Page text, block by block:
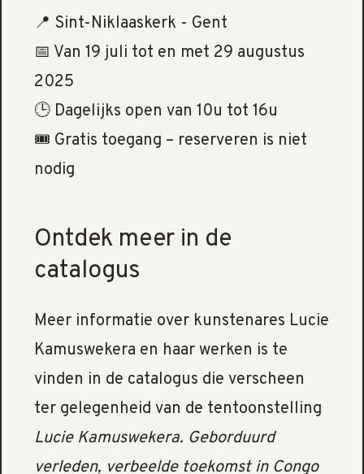
📍 Sint-Niklaaskerk - Gent
📅 Van 19 juli tot en met 29 augustus
2025
🕒 Dagelijks open van 10u tot 16u
🎟️ Gratis toegang – reserveren is niet
nodig
Ontdek meer in de
catalogus
Meer informatie over kunstenares Lucie
Kamuswekera en haar werken is te
vinden in de catalogus die verscheen
ter gelegenheid van de tentoonstelling
Lucie Kamuswekera. Geborduurd
verleden, verbeelde toekomst in Congo